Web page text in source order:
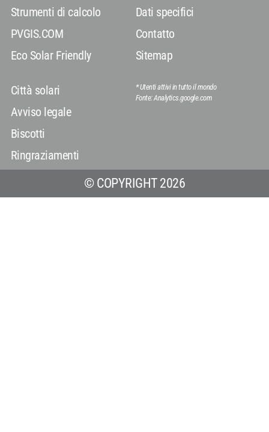
Strumenti di calcolo
PVGIS.COM
Eco Solar Friendly
Città solari
Avviso legale
Biscotti
Ringraziamenti
Dati specifici
Contatto
Sitemap
* Utenti attivi in ​​tutto il mondo
Fonte: Analytics.google.com
© COPYRIGHT 2026